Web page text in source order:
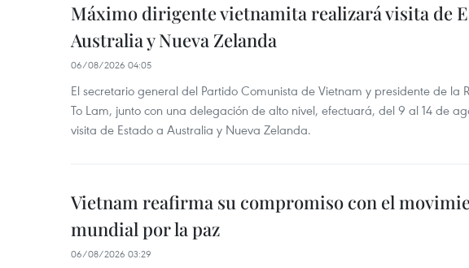
Máximo dirigente vietnamita realizará visita de
Australia y Nueva Zelanda
06/08/2026 04:05
El secretario general del Partido Comunista de Vietnam y presidente de la
To Lam, junto con una delegación de alto nivel, efectuará, del 9 al 14 de
visita de Estado a Australia y Nueva Zelanda.
Vietnam reafirma su compromiso con el
mundial por la paz
06/08/2026 03:29